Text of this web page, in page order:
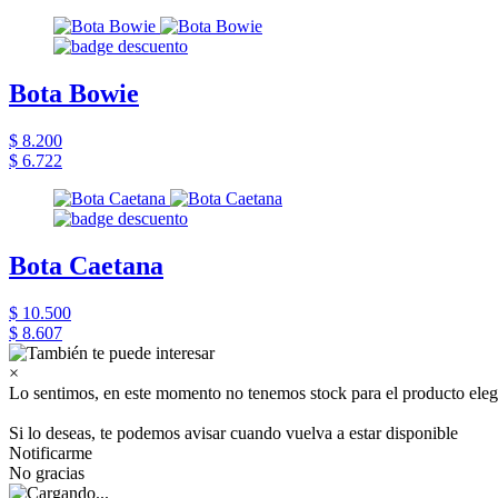
Bota Bowie
$ 8.200
$ 6.722
Bota Caetana
$ 10.500
$ 8.607
×
Lo sentimos, en este momento no tenemos stock para el producto
Si lo deseas, te podemos avisar cuando vuelva a estar disponible
Notificarme
No gracias